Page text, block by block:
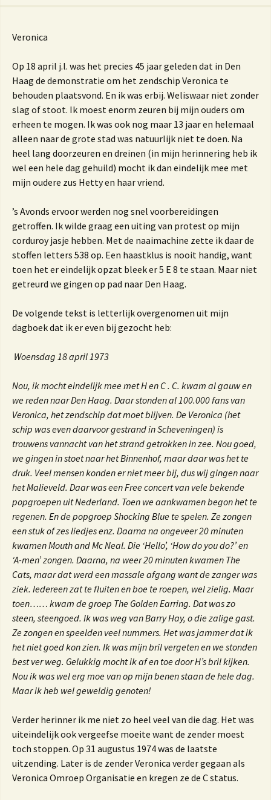
Veronica
Op 18 april j.l. was het precies 45 jaar geleden dat in Den
Haag de demonstratie om het zendschip Veronica te
behouden plaatsvond. En ik was erbij. Weliswaar niet zonder
slag of stoot. Ik moest enorm zeuren bij mijn ouders om
erheen te mogen. Ik was ook nog maar 13 jaar en helemaal
alleen naar de grote stad was natuurlijk niet te doen. Na
heel lang doorzeuren en dreinen (in mijn herinnering heb ik
wel een hele dag gehuild) mocht ik dan eindelijk mee met
mijn oudere zus Hetty en haar vriend.
’s Avonds ervoor werden nog snel voorbereidingen
getroffen. Ik wilde graag een uiting van protest op mijn
corduroy jasje hebben. Met de naaimachine zette ik daar de
stoffen letters 538 op. Een haastklus is nooit handig, want
toen het er eindelijk opzat bleek er 5 E 8 te staan. Maar niet
getreurd we gingen op pad naar Den Haag.
De volgende tekst is letterlijk overgenomen uit mijn
dagboek dat ik er even bij gezocht heb:
Woensdag 18 april 1973
Nou, ik mocht eindelijk mee met H en C . C. kwam al gauw en
we reden naar Den Haag. Daar stonden al 100.000 fans van
Veronica, het zendschip dat moet blijven. De Veronica (het
schip was even daarvoor gestrand in Scheveningen) is
trouwens vannacht van het strand getrokken in zee. Nou goed,
we gingen in stoet naar het Binnenhof, maar daar was het te
druk. Veel mensen konden er niet meer bij, dus wij gingen naar
het Malieveld. Daar was een Free concert van vele bekende
popgroepen uit Nederland. Toen we aankwamen begon het te
regenen. En de popgroep Shocking Blue te spelen. Ze zongen
een stuk of zes liedjes enz. Daarna na ongeveer 20 minuten
kwamen Mouth and Mc Neal. Die ‘Hello’, ‘How do you do?’ en
‘A-men’ zongen. Daarna, na weer 20 minuten kwamen The
Cats, maar dat werd een massale afgang want de zanger was
ziek. Iedereen zat te fluiten en boe te roepen, wel zielig. Maar
toen…… kwam de groep The Golden Earring. Dat was zo
steen, steengoed. Ik was weg van Barry Hay, o die zalige gast.
Ze zongen en speelden veel nummers. Het was jammer dat ik
het niet goed kon zien. Ik was mijn bril vergeten en we stonden
best ver weg. Gelukkig mocht ik af en toe door H’s bril kijken.
Nou ik was wel erg moe van op mijn benen staan de hele dag.
Maar ik heb wel geweldig genoten!
Verder herinner ik me niet zo heel veel van die dag. Het was
uiteindelijk ook vergeefse moeite want de zender moest
toch stoppen. Op 31 augustus 1974 was de laatste
uitzending. Later is de zender Veronica verder gegaan als
Veronica Omroep Organisatie en kregen ze de C status.